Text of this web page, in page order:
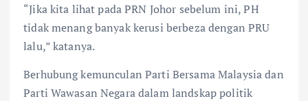
“Jika kita lihat pada PRN Johor sebelum ini, PH
tidak menang banyak kerusi berbeza dengan PRU
lalu,” katanya.
Berhubung kemunculan Parti Bersama Malaysia dan
Parti Wawasan Negara dalam landskap politik